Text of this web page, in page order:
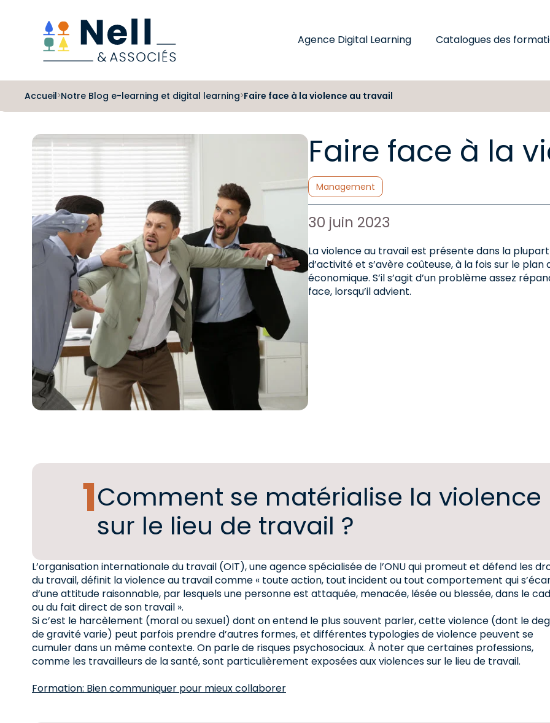
Agence Digital Learning
Catalogues des
Accueil>Notre Blog e-learning et digital learning>Faire face à la violence au travail
Faire face à la
Catégories :
Management
Date de publication :
30 juin 2023
La violence au travail est présente dans la
d’activité et s’avère coûteuse, à la fois sur le
économique. S’il s’agit d’un problème assez
face, lorsqu’il advient.
Comment se matérialise la violence
sur le lieu de travail ?
L’organisation internationale du travail (OIT), une agence spécialisée de l’ONU qui promeut et défend les
du travail, définit la violence au travail comme « toute action, tout incident ou tout comportement qui
d’une attitude raisonnable, par lesquels une personne est attaquée, menacée, lésée ou blessée, dans le
ou du fait direct de son travail ».
Si c’est le harcèlement (moral ou sexuel) dont on entend le plus souvent parler, cette violence (dont le
de gravité varie) peut parfois prendre d’autres formes, et différentes typologies de violence peuvent se
cumuler dans un même contexte. On parle de risques psychosociaux. À noter que certaines professions,
comme les travailleurs de la santé, sont particulièrement exposées aux violences sur le lieu de travail.
Formation: Bien communiquer pour mieux collaborer